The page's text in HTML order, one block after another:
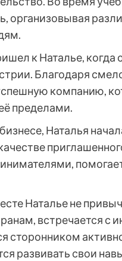
организовывая
к Наталье, когда
Благодаря
компанию,
пределами.
Наталья
Наталье не
встречается с
сторонником
развивать свои